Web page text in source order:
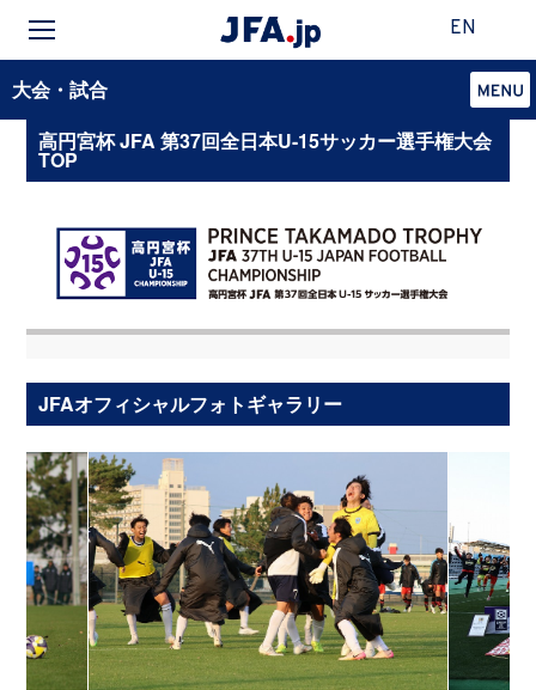
EN
大会・試合
高円宮杯 JFA 第37回全日本U-15サッカー選手権大会
TOP
JFAオフィシャルフォトギャラリー